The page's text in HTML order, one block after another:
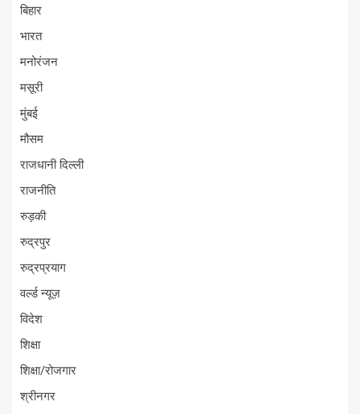
बिहार
भारत
मनोरंजन
मसूरी
मुंबई
मौसम
राजधानी दिल्ली
राजनीति
रुड़की
रुद्रपुर
रुद्रप्रयाग
वर्ल्ड न्यूज़
विदेश
शिक्षा
शिक्षा/रोजगार
श्रीनगर